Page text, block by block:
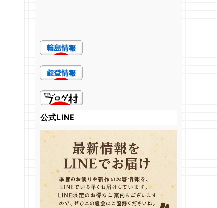
公式LINE